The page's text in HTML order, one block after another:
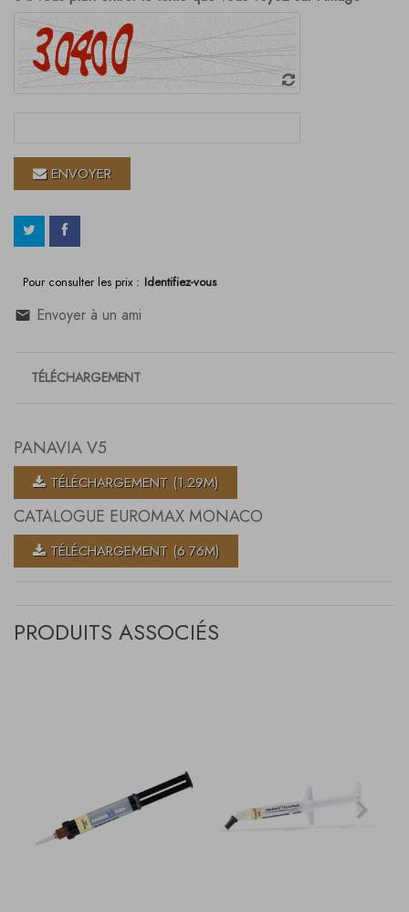
ENVOYER
Pour consulter les prix : Identifiez-vous
Envoyer à un ami
TÉLÉCHARGEMENT
PANAVIA V5
TÉLÉCHARGEMENT (1.29M)
CATALOGUE EUROMAX MONACO
TÉLÉCHARGEMENT (6.76M)
PRODUITS ASSOCIÉS